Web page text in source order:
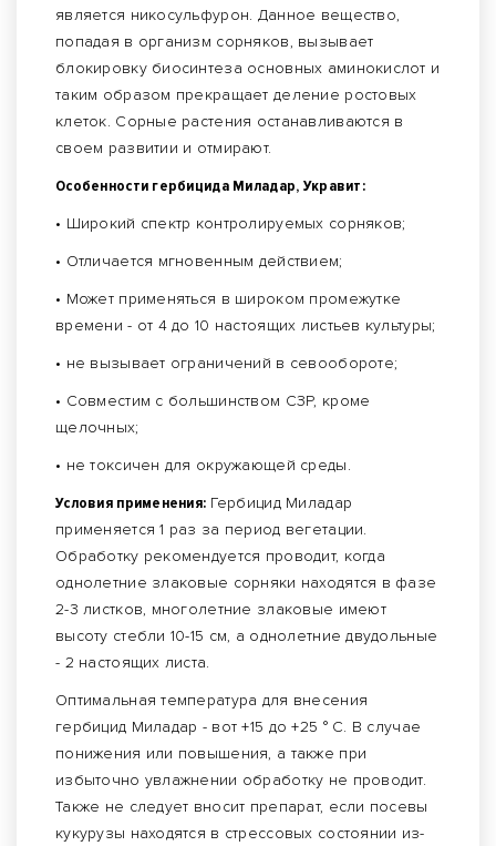
является никосульфурон. Данное вещество,
попадая в организм сорняков, вызывает
блокировку биосинтеза основных аминокислот и
таким образом прекращает деление ростовых
клеток. Сорные растения останавливаются в
своем развитии и отмирают.
Особенности гербицида Миладар, Укравит:
• Широкий спектр контролируемых сорняков;
• Отличается мгновенным действием;
• Может применяться в широком промежутке
времени - от 4 до 10 настоящих листьев культуры;
• не вызывает ограничений в севообороте;
• Совместим с большинством СЗР, кроме
щелочных;
• не токсичен для окружающей среды.
Условия применения: Гербицид Миладар
применяется 1 раз за период вегетации.
Обработку рекомендуется проводит, когда
однолетние злаковые сорняки находятся в фазе
2-3 листков, многолетние злаковые имеют
высоту стебли 10-15 см, а однолетние двудольные
- 2 настоящих листа.
Оптимальная температура для внесения
гербицид Миладар - вот +15 до +25 ° С. В случае
понижения или повышения, а также при
избыточно увлажнении обработку не проводит.
Также не следует вносит препарат, если посевы
кукурузы находятся в стрессовых состоянии из-